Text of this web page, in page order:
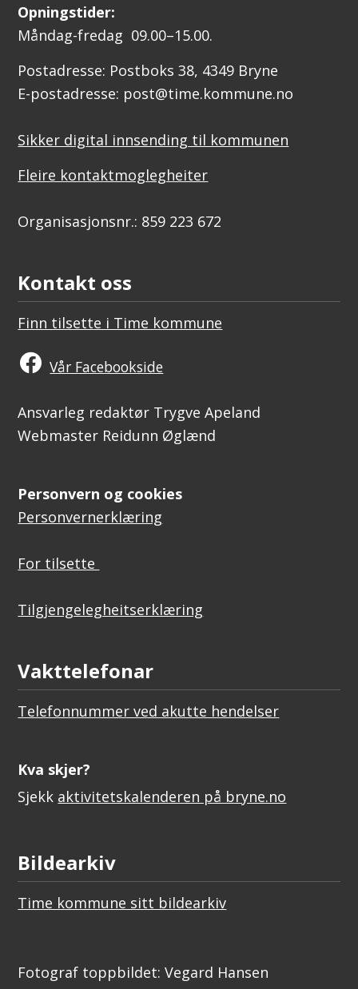
Opningstider:
Måndag-fredag 09.00–15.00.
Postadresse: Postboks 38, 4349 Bryne
E-postadresse: post@time.kommune.no
Sikker digital innsending til kommunen
Fleire kontaktmoglegheiter
Organisasjonsnr.: 859 223 672
Kontakt oss
Finn tilsette i Time kommune
Vår Facebookside
Ansvarleg redaktør Trygve Apeland
Webmaster Reidunn Øglænd
Personvern og cookies
Personvernerklæring
For tilsette
Tilgjengelegheitserklæring
Vakttelefonar
Telefonnummer ved akutte hendelser
Kva skjer?
Sjekk aktivitetskalenderen på bryne.no
Bildearkiv
Time kommune sitt bildearkiv
Fotograf toppbildet: Vegard Hansen